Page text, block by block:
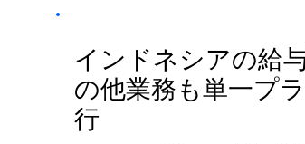
インドネシアの給
の他業務も単一プ
行